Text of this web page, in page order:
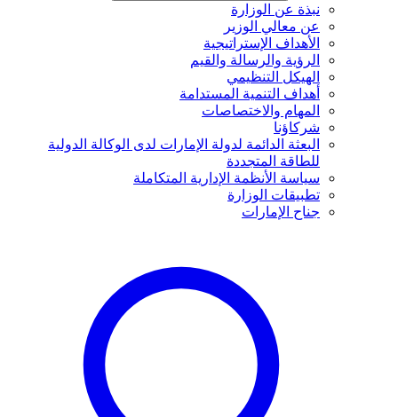
نبذة عن الوزارة
عن معالي الوزير
الأهداف الإستراتيجية
الرؤية والرسالة والقيم
الهيكل التنظيمي
أهداف التنمية المستدامة
المهام والاختصاصات
شركاؤنا
البعثة الدائمة لدولة الإمارات لدى الوكالة الدولية
للطاقة المتجددة
سياسة الأنظمة الإدارية المتكاملة
تطبيقات الوزارة
جناح الإمارات